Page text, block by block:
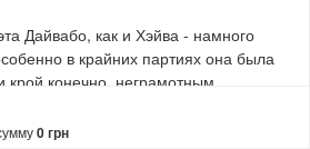
Дайвабо, как и Хэйва - намного
в крайних партиях она была
крой конечно, неграмотным
можно сделать так, что человек
какой скафандр он получил по
0 грн